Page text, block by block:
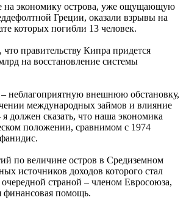
на экономику острова, уже ощущающую
Греции, оказали взрывы на
которых погибли 13 человек.
правительству Кипра придется
на восстановление системы
неблагоприятную внешнюю обстановку,
международных займов и влияние
должен сказать, что наша экономика
положении, сравнимом с 1974
по величине остров в Средиземном
источников доходов которого стал
страной – членом Евросоюза,
финансовая помощь.